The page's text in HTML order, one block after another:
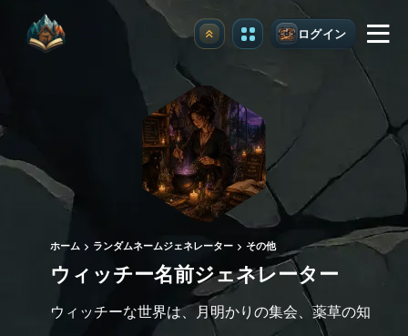
アップグレード ログイン
ホーム ランダムネームジェネレーター その他
ウィッチー名前ジェネレーター
ウィッチーな世界は、月明かりの集会、薬草の知